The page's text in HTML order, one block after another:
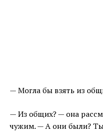
— Могла бы взять из
— Из общих? — она
чужим. — А они были?